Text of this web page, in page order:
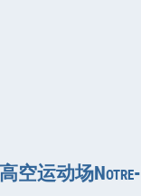
空运动场Notre-